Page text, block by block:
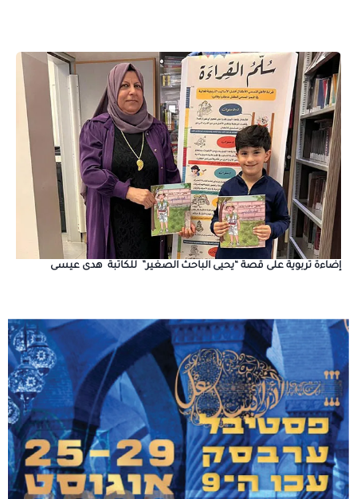
إضاءة تربوية على قصة “يحيى الباحث الصغير” للكاتبة هدى عيسى